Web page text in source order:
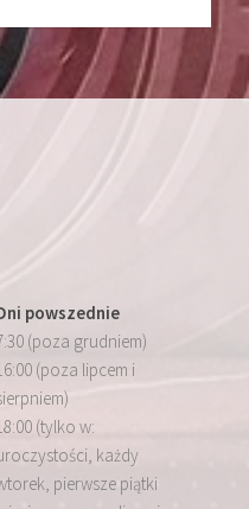
powszednie
(poza grudniem)
(poza lipcem i
(tylko w:
każdy
pierwsze piątki